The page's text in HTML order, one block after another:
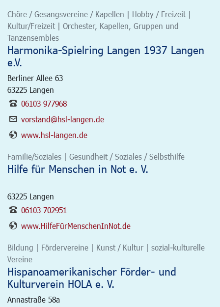
Chöre / Gesangsvereine / Kapellen | Hobby / Freizeit |
Kultur/Freizeit | Orchester, Kapellen, Gruppen und
Tanzensembles
Harmonika-Spielring Langen 1937 Langen
e.V.
Berliner Allee 63
63225 Langen
06103 977968
vorstand@hsl-langen.de
www.hsl-langen.de
Familie/Soziales | Gesundheit / Soziales / Selbsthilfe
Hilfe für Menschen in Not e. V.
63225 Langen
06103 702951
www.HilfeFürMenschenInNot.de
Bildung | Fördervereine | Kunst / Kultur | sozial-kulturelle
Vereine
Hispanoamerikanischer Förder- und
Kulturverein HOLA e. V.
Annastraße 58a